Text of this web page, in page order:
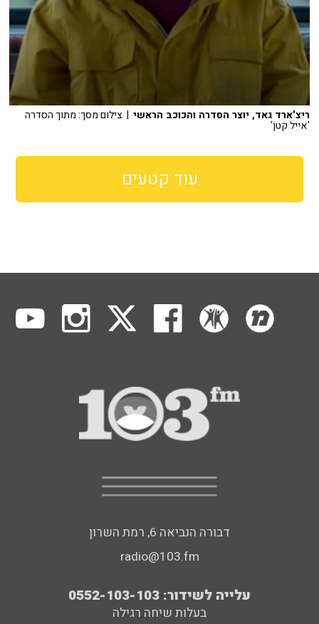
ריצ'ארד גאד, יוצר הסדרה והכוכב הראשי | צילום מסך: מתוך הסדרה
'אייל קטן'
עוד קטעים
דבורה הנביאה 6, רמת השרון
radio@103.fm
עלייה לשידור: 0552-103-103
בעלות שיחה רגילה